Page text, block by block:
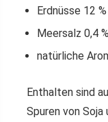
Erdnüsse 12 %
Meersalz 0,4 %
natürliche
Enthalten sind
Spuren von